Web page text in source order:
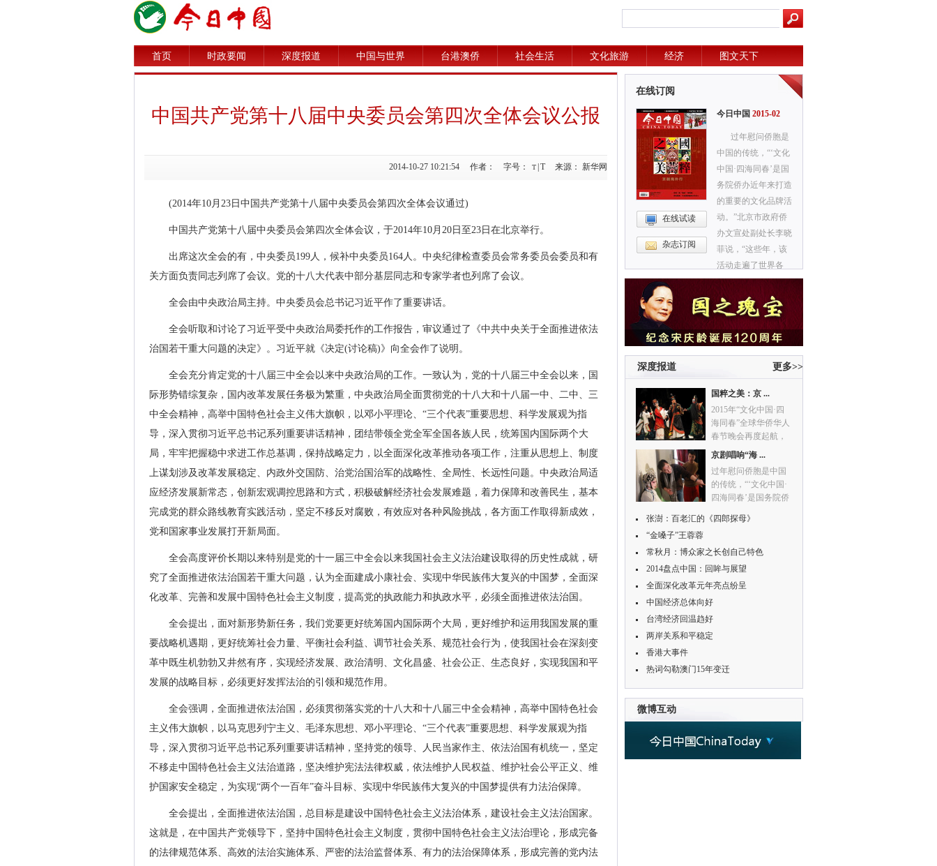
首页 时政要闻 深度报道 中国与世界 台港澳侨 社会生活 文化旅游 经济 图文天下
中国共产党第十八届中央委员会第四次全体会议公报
2014-10-27 10:21:54 作者： 字号： T T 来源： 新华网
(2014年10月23日中国共产党第十八届中央委员会第四次全体会议通过)
中国共产党第十八届中央委员会第四次全体会议，于2014年10月20日至23日在北京举行。
出席这次全会的有，中央委员199人，候补中央委员164人。中央纪律检查委员会常务委员会委员和有
关方面负责同志列席了会议。党的十八大代表中部分基层同志和专家学者也列席了会议。
全会由中央政治局主持。中央委员会总书记习近平作了重要讲话。
全会听取和讨论了习近平受中央政治局委托作的工作报告，审议通过了《中共中央关于全面推进依法
治国若干重大问题的决定》。习近平就《决定(讨论稿)》向全会作了说明。
全会充分肯定党的十八届三中全会以来中央政治局的工作。一致认为，党的十八届三中全会以来，国
际形势错综复杂，国内改革发展任务极为繁重，中央政治局全面贯彻党的十八大和十八届一中、二中、三
中全会精神，高举中国特色社会主义伟大旗帜，以邓小平理论、“三个代表”重要思想、科学发展观为指
导，深入贯彻习近平总书记系列重要讲话精神，团结带领全党全军全国各族人民，统筹国内国际两个大
局，牢牢把握稳中求进工作总基调，保持战略定力，以全面深化改革推动各项工作，注重从思想上、制度
上谋划涉及改革发展稳定、内政外交国防、治党治国治军的战略性、全局性、长远性问题。中央政治局适
应经济发展新常态，创新宏观调控思路和方式，积极破解经济社会发展难题，着力保障和改善民生，基本
完成党的群众路线教育实践活动，坚定不移反对腐败，有效应对各种风险挑战，各方面工作取得新成效，
党和国家事业发展打开新局面。
全会高度评价长期以来特别是党的十一届三中全会以来我国社会主义法治建设取得的历史性成就，研
究了全面推进依法治国若干重大问题，认为全面建成小康社会、实现中华民族伟大复兴的中国梦，全面深
化改革、完善和发展中国特色社会主义制度，提高党的执政能力和执政水平，必须全面推进依法治国。
全会提出，面对新形势新任务，我们党要更好统筹国内国际两个大局，更好维护和运用我国发展的重
要战略机遇期，更好统筹社会力量、平衡社会利益、调节社会关系、规范社会行为，使我国社会在深刻变
革中既生机勃勃又井然有序，实现经济发展、政治清明、文化昌盛、社会公正、生态良好，实现我国和平
发展的战略目标，必须更好发挥法治的引领和规范作用。
全会强调，全面推进依法治国，必须贯彻落实党的十八大和十八届三中全会精神，高举中国特色社会
主义伟大旗帜，以马克思列宁主义、毛泽东思想、邓小平理论、“三个代表”重要思想、科学发展观为指
导，深入贯彻习近平总书记系列重要讲话精神，坚持党的领导、人民当家作主、依法治国有机统一，坚定
不移走中国特色社会主义法治道路，坚决维护宪法法律权威，依法维护人民权益、维护社会公平正义、维
护国家安全稳定，为实现“两个一百年”奋斗目标、实现中华民族伟大复兴的中国梦提供有力法治保障。
全会提出，全面推进依法治国，总目标是建设中国特色社会主义法治体系，建设社会主义法治国家。
这就是，在中国共产党领导下，坚持中国特色社会主义制度，贯彻中国特色社会主义法治理论，形成完备
的法律规范体系、高效的法治实施体系、严密的法治监督体系、有力的法治保障体系，形成完善的党内法
在线订阅
在线试读
杂志订阅
今日中国 2015-02
过年慰问侨胞是
中国的传统，“‘文化
中国·四海同春’是国
务院侨办近年来打造
的重要的文化品牌活
动。”北京市政府侨
办文宣处副处长李晓
菲说，“这些年，该
活动走遍了世界各
地，影响极大，在海
外被誉为‘海外春
晚’。”
更多>>
深度报道
国粹之美：京 ...
2015年“文化中国·四
海同春”全球华侨华人
春节晚会再度起航，
面向全球华侨华人，
传统农历新年。
京剧唱响“海 ...
过年慰问侨胞是中国
的传统，“‘文化中国·
四海同春’是国务院侨
的文化品牌活动。”
张澍：百老汇的《四郎探母》
“金嗓子”王蓉蓉
常秋月：博众家之长创自己特色
2014盘点中国：回眸与展望
全面深化改革元年亮点纷呈
中国经济总体向好
台湾经济回温趋好
两岸关系和平稳定
香港大事件
热词勾勒澳门15年变迁
微博互动